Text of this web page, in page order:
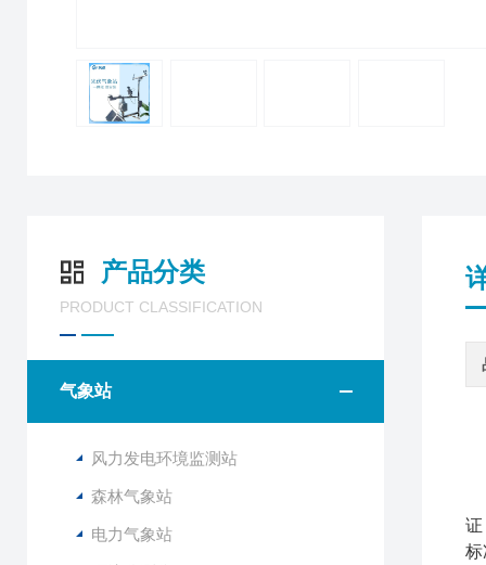
产品分类
PRODUCT CLASSIFICATION
气象站
风力发电环境监测站
森林气象站
电力气象站
证
标